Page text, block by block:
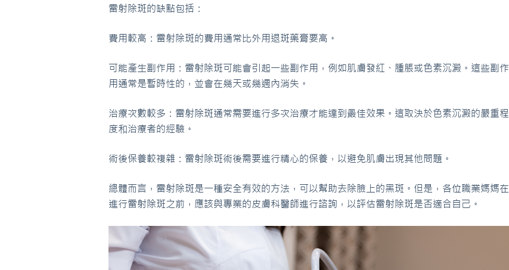
雷射除斑的缺點包括：
費用較高：雷射除斑的費用通常比外用退斑藥膏要高。
可能產生副作用：雷射除斑可能會引起一些副作用，例如肌膚發紅、腫脹或色素沉澱。這些副作
用通常是暫時性的，並會在幾天或幾週內消失。
治療次數較多：雷射除斑通常需要進行多次治療才能達到最佳效果。這取決於色素沉澱的嚴重程
度和治療者的經驗。
術後保養較複雜：雷射除斑術後需要進行精心的保養，以避免肌膚出現其他問題。
總體而言，雷射除斑是一種安全有效的方法，可以幫助去除臉上的黑斑。但是，各位職業媽媽在
進行雷射除斑之前，應該與專業的皮膚科醫師進行諮詢，以評估雷射除斑是否適合自己。